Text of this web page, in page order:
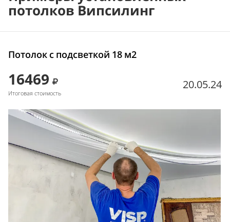
потолков Випсилинг
Потолок с подсветкой 18 м2
16469
Итоговая стоимость
20.05.24